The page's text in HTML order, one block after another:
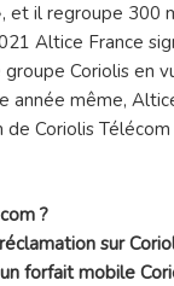
et il regroupe 300
Altice France
Coriolis en
année même,
de Coriolis
?
sur
forfait mobile